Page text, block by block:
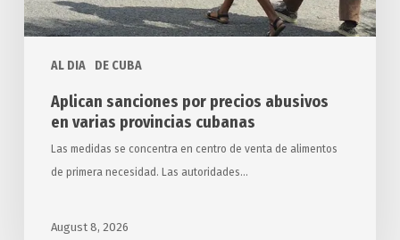
AL DIA DE CUBA
Aplican sanciones por precios abusivos
en varias provincias cubanas
Las medidas se concentra en centro de venta de alimentos
de primera necesidad. Las autoridades…
August 8, 2026